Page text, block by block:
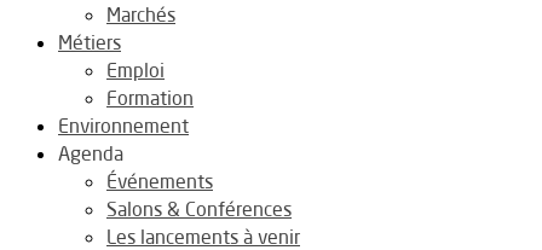
Marchés
Métiers
Emploi
Formation
Environnement
Agenda
Événements
Salons & Conférences
Les lancements à venir